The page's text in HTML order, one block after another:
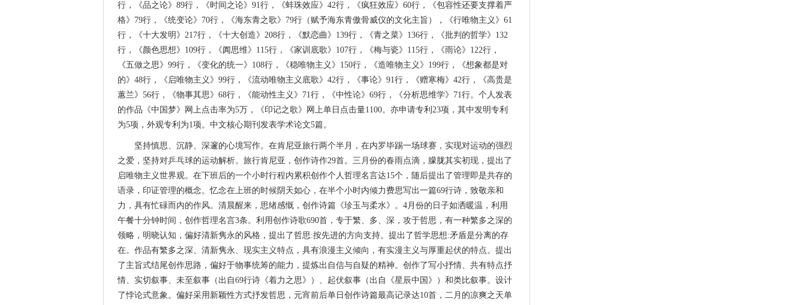
行，《品之论》89行，《时间之论》91行，《蚌珠效应》42行，《疯狂效应》60行，《包容性还要支撑着严
格》79行，《统变论》70行，《海东青之歌》79行（赋予海东青傲骨威仪的文化主旨），《行唯物主义》61
行，《十大发明》217行，《十大创造》208行，《默恋曲》139行，《青之菜》136行，《批判的哲学》132
行，《颜色思想》109行，《阗思维》115行，《家训底歌》107行，《梅与瓷》115行，《雨论》122行，
《五做之思》99行，《变化的统一》108行，《稳唯物主义》150行，《造唯物主义》199行，《想象都是对
的》48行，《启唯物主义》99行，《流动唯物主义底歌》42行，《事论》91行，《赠寒梅》42行，《高贵是
蕙兰》56行，《物事其思》68行，《能动性主义》71行，《中性论》69行，《分析思维学》71行。个人发表
的作品《中国梦》网上点击率为5万，《印记之歌》网上单日点击量1100。亦申请专利23项，其中发明专利
为5项，外观专利为1项。中文核心期刊发表学术论文5篇。
坚持慎思、沉静、深邃的心境写作。在肯尼亚旅行两个半月，在内罗毕踢一场球赛，实现对运动的强烈
之爱，坚持对乒乓球的运动解析。旅行肯尼亚，创作诗作29首。三月份的春雨点滴，朦胧其实初现，提出了
启唯物主义世界观。在下班后的一个小时行程内累积创作个人哲理名言达15个，随后提出了管理即是共存的
语录，印证管理的概念。忆念在上班的时候阴天如心，在半个小时内倾力费思写出一篇69行诗，致敬亲和
力，具有忙碌而内的作风。清晨醒来，思绪感慨，创作诗篇《珍玉与柔水》。4月份的日子如洒暖温，利用
午餐十分钟时间，创作哲理名言3条。利用创作诗歌690首，专于繁、多、深，攻于哲思，有一种繁多之深的
领略，明晓认知，偏好清新隽永的风格，提出了哲思:按先进的方向支持。提出了哲学思想:矛盾是分离的存
在。作品有繁多之深、清新隽永、现实主义特点，具有浪漫主义倾向，有实漫主义与厚重起伏的特点。提出
了主旨式结尾创作思路，偏好于物事统筹的能力，提炼出自信与自疑的精神。创作了写小抒情、共有特点抒
情、实切叙事、未至叙事（出自69行诗《着力之思》）、起伏叙事（出自《星辰中国》）和类比叙事。设计
了悖论式意象。偏好采用新颖性方式抒发哲思，元宵前后单日创作诗篇最高记录达10首，二月的凉爽之天单